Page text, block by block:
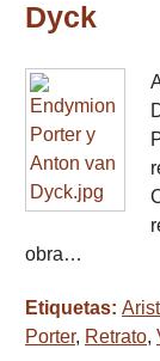
Dyck
obra…
Etiquetas:
Porter, Retrato,